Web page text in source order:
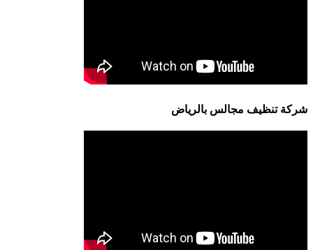
شركة تنظيف مجالس بالرياض